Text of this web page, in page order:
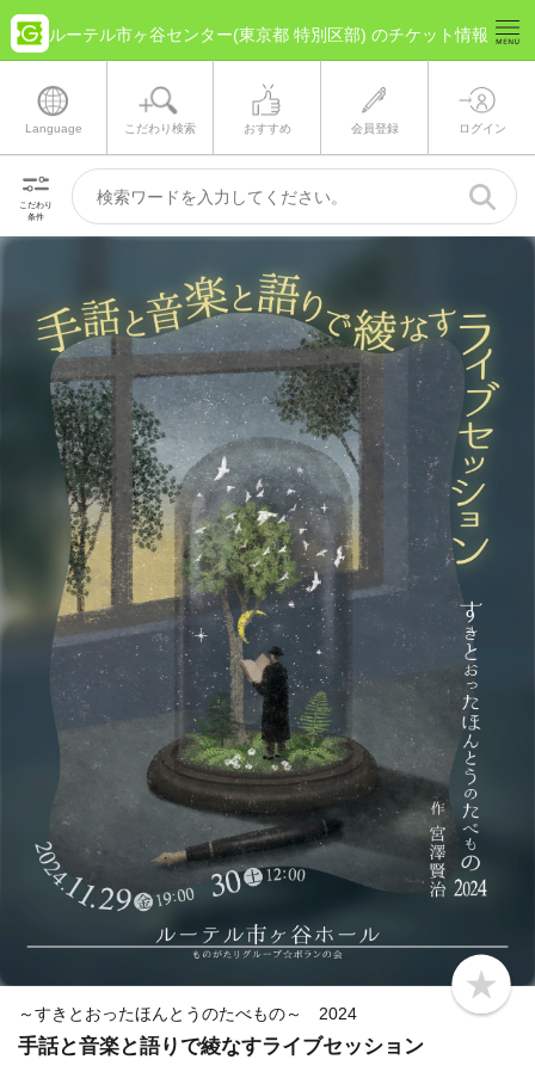
ルーテル市ヶ谷センター(東京都 特別区部) のチケット情報
Language こだわり検索 おすすめ 会員登録 ログイン
こだわり
条件
b
o
～すきとおったほんとうのたべもの～ 2024
手話と音楽と語りで綾なすライブセッション